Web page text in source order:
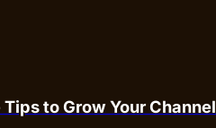
to Grow Your